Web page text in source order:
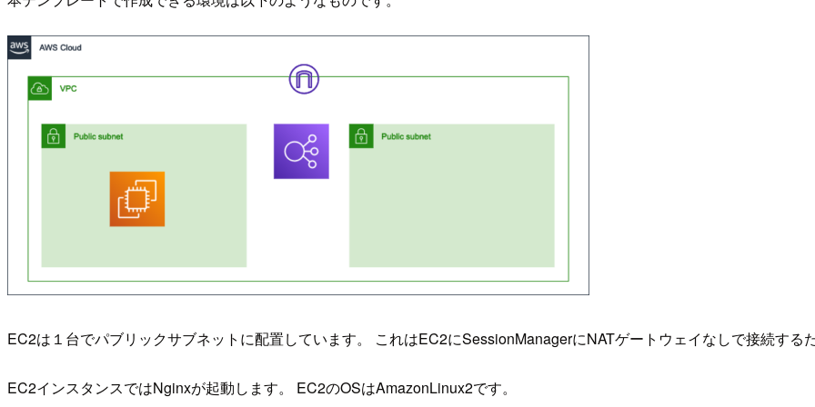
EC2は１台でパブリックサブネットに配置しています。 これはEC2にSessionManagerにNATゲートウェイなしで接続するた
EC2インスタンスではNginxが起動します。 EC2のOSはAmazonLinux2です。